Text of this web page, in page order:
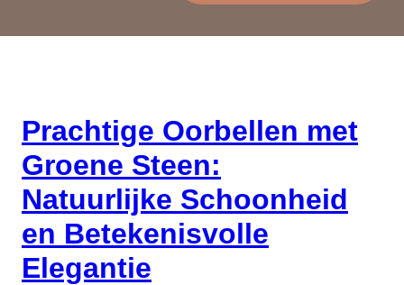
Prachtige Oorbellen met
Groene Steen:
Natuurlijke Schoonheid
en Betekenisvolle
Elegantie